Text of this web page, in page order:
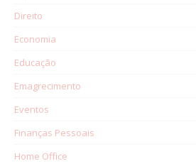
Direito
Economia
Educação
Emagrecimento
Eventos
Finanças Pessoais
Home Office